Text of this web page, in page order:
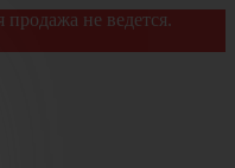
не ведется.